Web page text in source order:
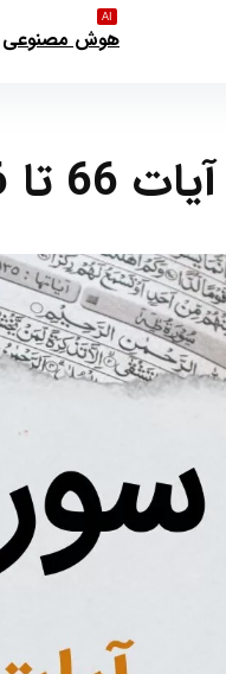
هوش مصنوعی
AI
و قیامت